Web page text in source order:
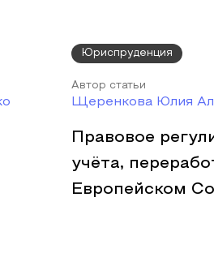
Юриспруденция
Автор статьи
Щеренкова Юлия
Правовое
учёта,
Европейском